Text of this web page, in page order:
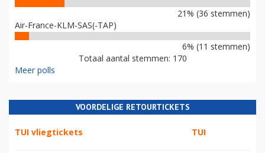
21% (36 stemmen)
Air-France-KLM-SAS(-TAP)
6% (11 stemmen)
Totaal aantal stemmen: 170
Meer polls
VOORDELIGE RETOURTICKETS
TUI vliegtickets TUI